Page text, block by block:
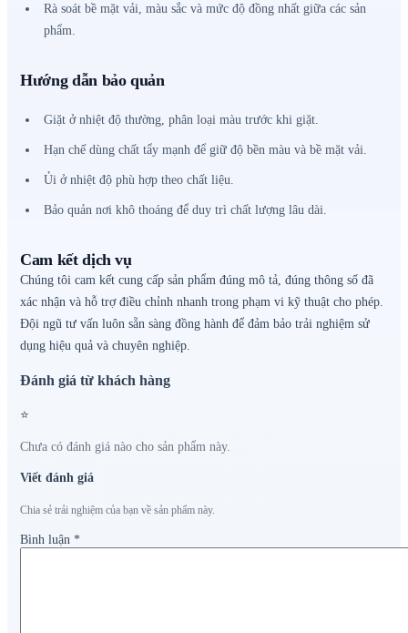
Rà soát bề mặt vải, màu sắc và mức độ đồng nhất giữa các sản
phẩm.
Hướng dẫn bảo quản
Giặt ở nhiệt độ thường, phân loại màu trước khi giặt.
Hạn chế dùng chất tẩy mạnh để giữ độ bền màu và bề mặt vải.
Ủi ở nhiệt độ phù hợp theo chất liệu.
Bảo quản nơi khô thoáng để duy trì chất lượng lâu dài.
Cam kết dịch vụ
Chúng tôi cam kết cung cấp sản phẩm đúng mô tả, đúng thông số đã
xác nhận và hỗ trợ điều chỉnh nhanh trong phạm vi kỹ thuật cho phép.
Đội ngũ tư vấn luôn sẵn sàng đồng hành để đảm bảo trải nghiệm sử
dụng hiệu quả và chuyên nghiệp.
Đánh giá từ khách hàng
⭐
Chưa có đánh giá nào cho sản phẩm này.
Viết đánh giá
Chia sẻ trải nghiệm của bạn về sản phẩm này.
Bình luận *